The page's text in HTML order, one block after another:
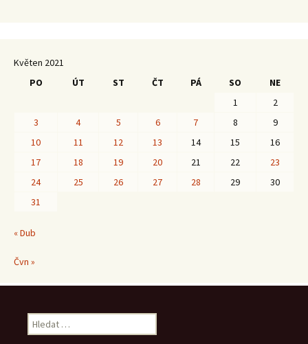
Květen 2021
PO
ÚT ST ČT PÁ SO
NE
1
2
3
4 5 6 7 8
9
10
11 12 13 14 15
16
17
18 19 20 21 22
23
24
25 26 27 28 29
30
31
« Dub
Čvn »
Vyhledávání